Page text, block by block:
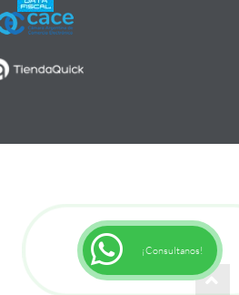
¡Consultanos!